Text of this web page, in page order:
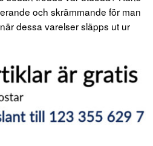
och skrämmande för man
dessa varelser släpps ut ur